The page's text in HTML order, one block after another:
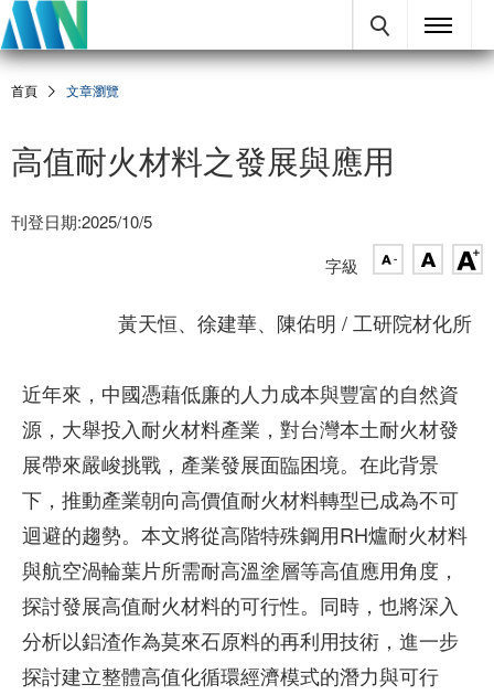
首頁 文章瀏覽
高值耐火材料之發展與應用
刊登日期:2025/10/5
字級
黃天恒、徐建華、陳佑明 / 工研院材化所
近年來，中國憑藉低廉的人力成本與豐富的自然資
源，大舉投入耐火材料產業，對台灣本土耐火材發
展帶來嚴峻挑戰，產業發展面臨困境。在此背景
下，推動產業朝向高價值耐火材料轉型已成為不可
迴避的趨勢。本文將從高階特殊鋼用RH爐耐火材料
與航空渦輪葉片所需耐高溫塗層等高值應用角度，
探討發展高值耐火材料的可行性。同時，也將深入
分析以鋁渣作為莫來石原料的再利用技術，進一步
探討建立整體高值化循環經濟模式的潛力與可行